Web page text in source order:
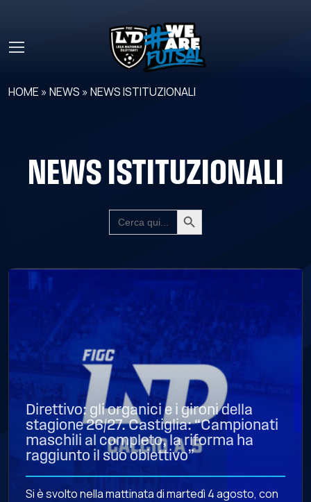
HOME »NEWS »NEWS ISTITUZIONALI
NEWS ISTITUZIONALI
SEARCH
FOR:
Search Button
Direttivo: gli organici e i gironi della
stagione 26/27. Castiglia: “Campionati
maschili al completo, la riforma ha
raggiunto il suo obiettivo”
Si è svolto nella mattinata di martedì 4 agosto, con